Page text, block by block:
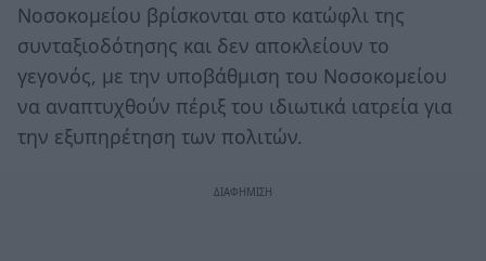
Νοσοκομείου βρίσκονται στο κατώφλι της
συνταξιοδότησης και δεν αποκλείουν το
γεγονός, με την υποβάθμιση του Νοσοκομείου
να αναπτυχθούν πέριξ του ιδιωτικά ιατρεία για
την εξυπηρέτηση των πολιτών.